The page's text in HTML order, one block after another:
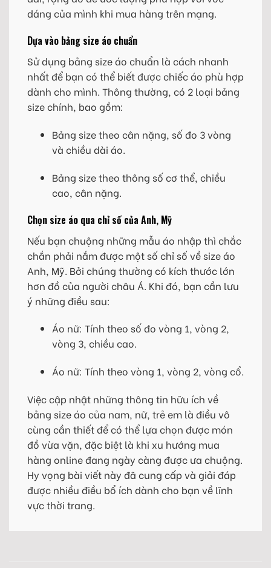
dáng của mình khi mua hàng trên mạng.
Dựa vào bảng size áo chuẩn
Sử dụng bảng size áo chuẩn là cách nhanh
nhất để bạn có thể biết được chiếc áo phù hợp
dành cho mình. Thông thường, có 2 loại bảng
size chính, bao gồm:
Bảng size theo cân nặng, số đo 3 vòng
và chiều dài áo.
Bảng size theo thông số cơ thể, chiều
cao, cân nặng.
Chọn size áo qua chỉ số của Anh, Mỹ
Nếu bạn chuộng những mẫu áo nhập thì chắc
chắn phải nắm được một số chỉ số về size áo
Anh, Mỹ. Bởi chúng thường có kích thước lớn
hơn đồ của người châu Á. Khi đó, bạn cần lưu
ý những điều sau:
Áo nữ: Tính theo số đo vòng 1, vòng 2,
vòng 3, chiều cao.
Áo nữ: Tính theo vòng 1, vòng 2, vòng cổ.
Việc cập nhật những thông tin hữu ích về
bảng size áo của nam, nữ, trẻ em là điều vô
cùng cần thiết để có thể lựa chọn được món
đồ vừa vặn, đặc biệt là khi xu hướng mua
hàng online đang ngày càng được ưa chuộng.
Hy vọng bài viết này đã cung cấp và giải đáp
được nhiều điều bổ ích dành cho bạn về lĩnh
vực thời trang.